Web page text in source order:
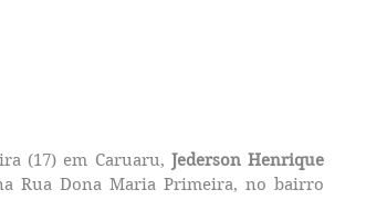
(17) em Caruaru, Jederson Henrique
Rua Dona Maria Primeira, no bairro